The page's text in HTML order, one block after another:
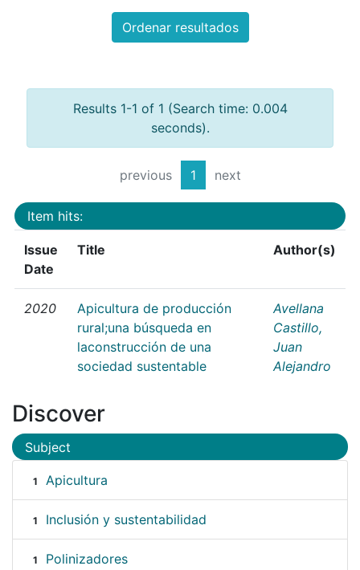
Ordenar resultados
Results 1-1 of 1 (Search time: 0.004
seconds).
previous 1 next
Item hits:
Issue
Date
Title Author(s)
2020
Apicultura de producción
rural;una búsqueda en
laconstrucción de una
sociedad sustentable
Avellana
Castillo,
Juan
Alejandro
Discover
Subject
1 Apicultura
1 Inclusión y sustentabilidad
1 Polinizadores